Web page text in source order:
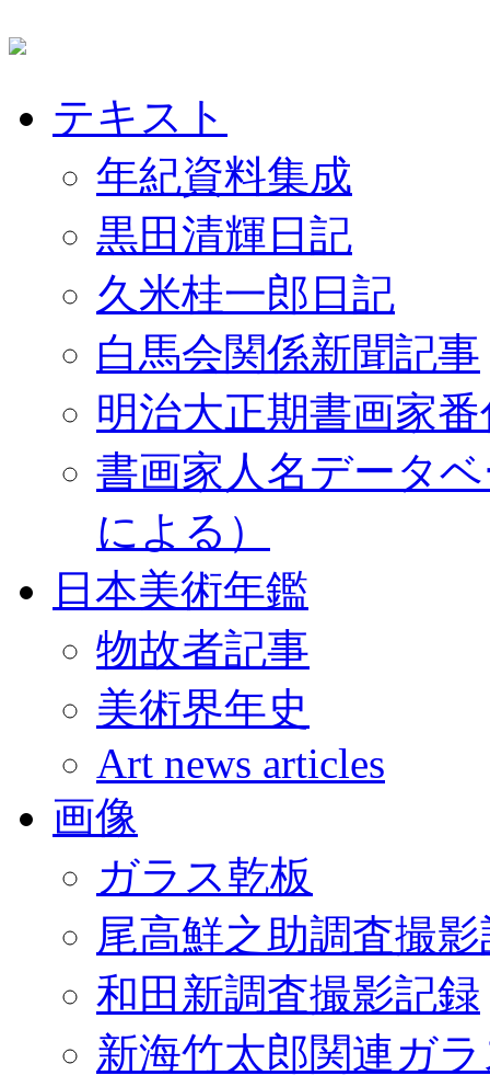
テキスト
年紀資料集成
黒田清輝日記
久米桂一郎日記
白馬会関係新聞記事
明治大正期書画家
書画家人名データ
による）
日本美術年鑑
物故者記事
美術界年史
Art news articles
画像
ガラス乾板
尾高鮮之助調査撮
和田新調査撮影記録
新海竹太郎関連ガ